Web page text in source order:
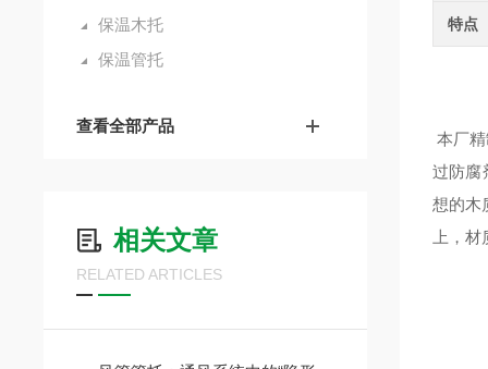
保温木托
保温管托
查看全部产品
相关文章
RELATED ARTICLES
特点
本厂
过防腐
想的木
上，